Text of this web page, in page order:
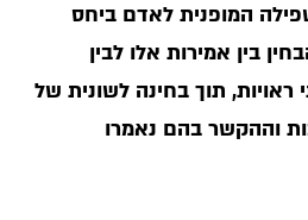
המופנית לאדם ביחס
בין אמירות אלו לבין
ראויות, תוך בחינה לשונית של
וההקשר בהם נאמרו